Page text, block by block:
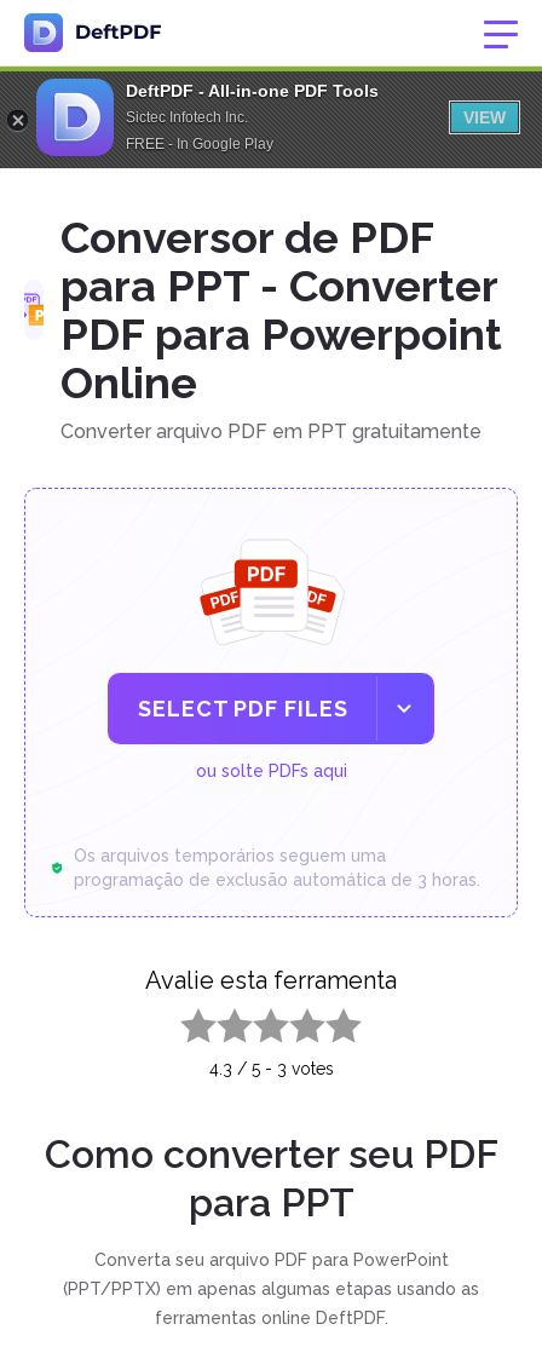
DeftPDF - All-in-one PDF Tools
Sictec Infotech Inc.
FREE - In Google Play
VIEW
Conversor de PDF
para PPT - Converter
PDF para Powerpoint
Online
Converter arquivo PDF em PPT gratuitamente
SELECT PDF FILES
ou solte PDFs aqui
Os arquivos temporários seguem uma
programação de exclusão automática de 3 horas.
Avalie esta ferramenta
4.3 / 5- 3 votes
Como converter seu PDF
para PPT
Converta seu arquivo PDF para PowerPoint
(PPT/PPTX) em apenas algumas etapas usando as
ferramentas online DeftPDF.